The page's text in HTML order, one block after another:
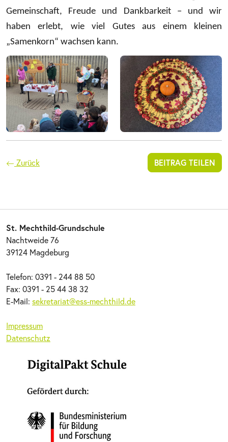
Gemeinschaft, Freude und Dankbarkeit – und wir
haben erlebt, wie viel Gutes aus einem kleinen
„Samenkorn“ wachsen kann.
Zurück BEITRAG TEILEN
St. Mechthild-Grundschule
Nachtweide 76
39124 Magdeburg
Telefon: 0391 - 244 88 50
Fax: 0391 - 25 44 38 32
E-Mail: sekretariat@ess-mechthild.de
Impressum
Datenschutz